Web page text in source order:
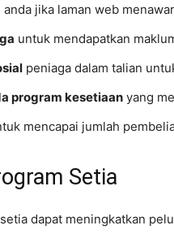
jika laman web
untuk mendapatkan
peniaga dalam talian
program kesetiaan yang
mencapai jumlah
Setia
dapat meningkatkan